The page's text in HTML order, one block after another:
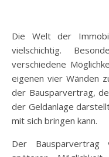
Die Welt der Immobilienfinanzierung ist komplex und
vielschichtig.
verschiedene
eigenen vier Wänden
der Bausparvertrag,
der Geldanlage
mit sich bringen kann.
Der